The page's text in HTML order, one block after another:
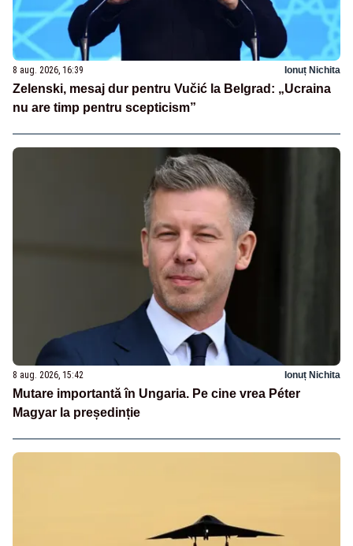
8 aug. 2026, 16:39 Ionuț Nichita
Zelenski, mesaj dur pentru Vučić la Belgrad: „Ucraina
nu are timp pentru scepticism”
8 aug. 2026, 15:42 Ionuț Nichita
Mutare importantă în Ungaria. Pe cine vrea Péter
Magyar la președinție